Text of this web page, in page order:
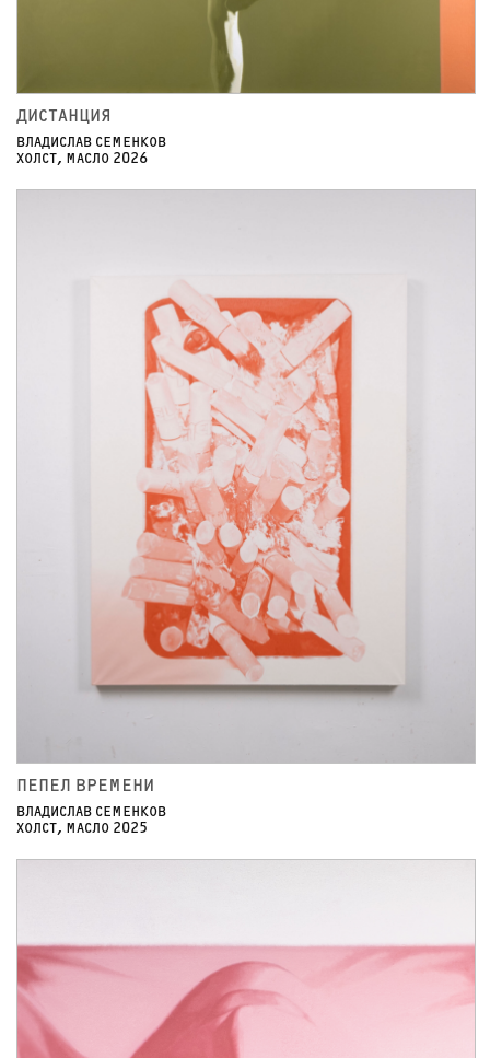
ДИСТАНЦИЯ
ВЛАДИСЛАВ СЕМЕНКОВ
ХОЛСТ, МАСЛО 2026
ПЕПЕЛ ВРЕМЕНИ
ВЛАДИСЛАВ СЕМЕНКОВ
ХОЛСТ, МАСЛО 2025